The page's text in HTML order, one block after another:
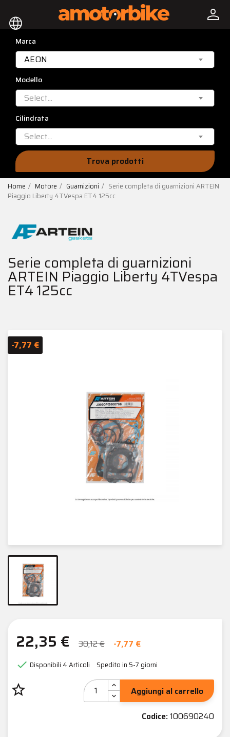
language person
Marca
AEON
Modello
Select...
Cilindrata
Select...
Trova prodotti
Home Motore Guarnizioni
Serie completa di guarnizioni ARTEIN
Piaggio Liberty 4TVespa ET4 125cc
Serie completa di guarnizioni
ARTEIN Piaggio Liberty 4TVespa
ET4 125cc
-7,77 €
22,35 € 30,12 € -7,77 €
 Disponibili 4 Articoli Spedito in 5-7 giorni
star_border
Aggiungi al carrello
Codice:100690240